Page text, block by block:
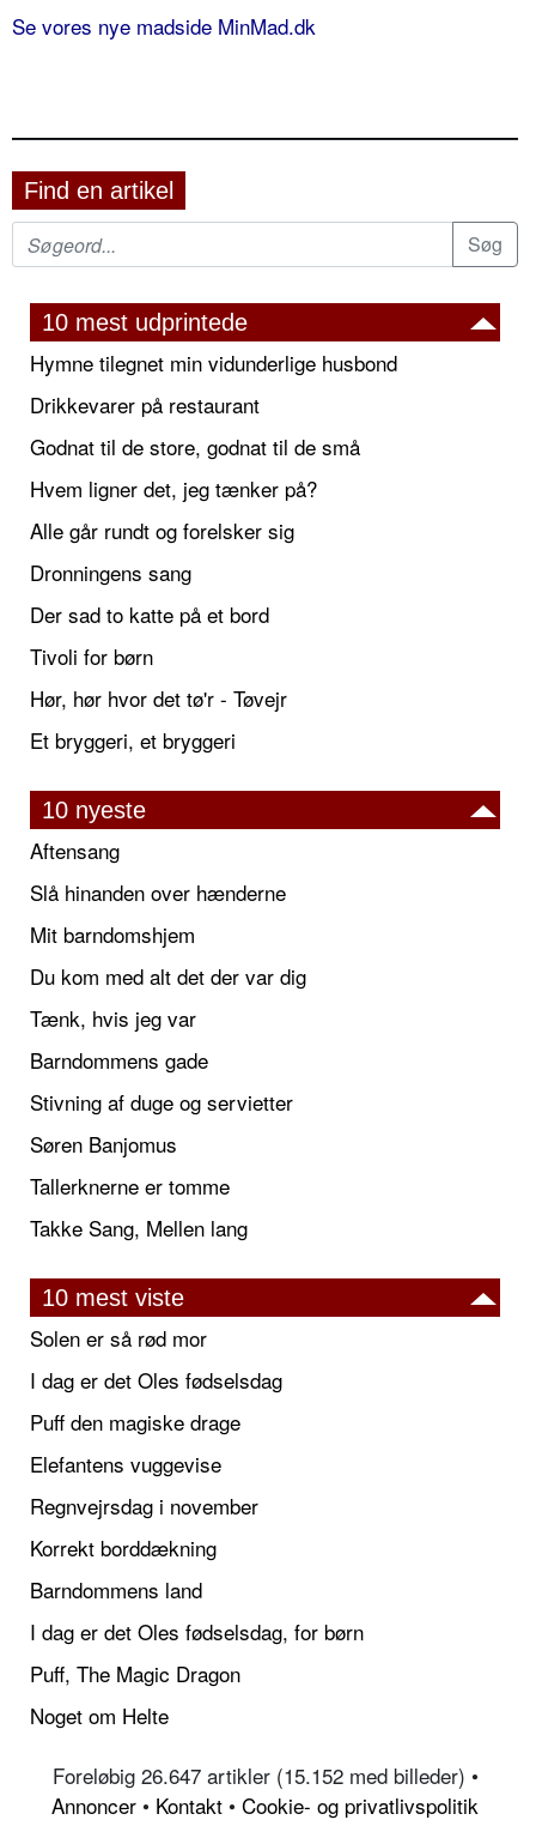
Se vores nye madside MinMad.dk
Find en artikel
10 mest udprintede
Hymne tilegnet min vidunderlige husbond
Drikkevarer på restaurant
Godnat til de store, godnat til de små
Hvem ligner det, jeg tænker på?
Alle går rundt og forelsker sig
Dronningens sang
Der sad to katte på et bord
Tivoli for børn
Hør, hør hvor det tø'r - Tøvejr
Et bryggeri, et bryggeri
10 nyeste
Aftensang
Slå hinanden over hænderne
Mit barndomshjem
Du kom med alt det der var dig
Tænk, hvis jeg var
Barndommens gade
Stivning af duge og servietter
Søren Banjomus
Tallerknerne er tomme
Takke Sang, Mellen lang
10 mest viste
Solen er så rød mor
I dag er det Oles fødselsdag
Puff den magiske drage
Elefantens vuggevise
Regnvejrsdag i november
Korrekt borddækning
Barndommens land
I dag er det Oles fødselsdag, for børn
Puff, The Magic Dragon
Noget om Helte
Foreløbig 26.647 artikler (15.152 med billeder) •
Annoncer • Kontakt • Cookie- og privatlivspolitik